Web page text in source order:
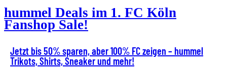
hummel Deals im 1. FC Köln
Fanshop Sale!
Jetzt bis 50% sparen, aber 100% FC zeigen – hummel
Trikots, Shirts, Sneaker und mehr!